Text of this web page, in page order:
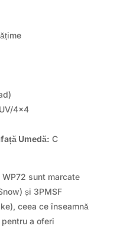
4×4
Umedă: C
sunt marcate
și 3PMSF
ceea ce înseamnă
a oferi